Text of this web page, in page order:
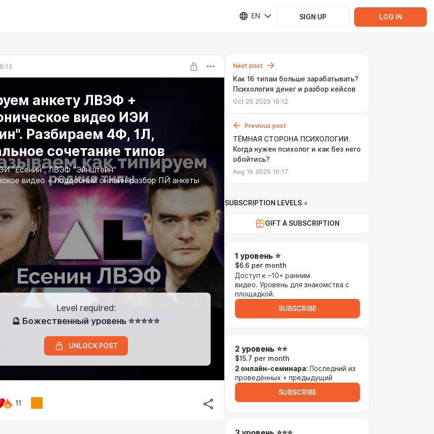
EN SIGN UP LOG IN
анкету ЛВЭФ +
видео ИЭИ
Разбираем 4Ф, 1Л,
сочетание типов
"Есенин", ЛВЭФ "Эйнштейн"
видео + подробный онлайн-разбор ПЙ анкеты
Level required:
🔮 Божественный уровень ⭐⭐⭐⭐⭐
UNLOCK POST
11
Next post
Как 16 типам больше зарабатывать?
Психология денег и разбор кейсов
Oct 25 2025 16:12
Previous post
ТЁМНАЯ СТОРОНА ПСИХОЛОГИИ.
Когда нужен психолог и как без него
обойтись?
Aug 16 2025 16:17
SUBSCRIPTION LEVELS 4
GIFT A SUBSCRIPTION
1 уровень ⭐
$6.6 per month
Доступ к ~10+ ранним
видео. Уровень для знакомства с
площадкой.
SUBSCRIBE
2 уровень ⭐⭐
$15.7 per month
2 онлайн-семинара: Последний из
проведённых + предыдущий
SUBSCRIBE